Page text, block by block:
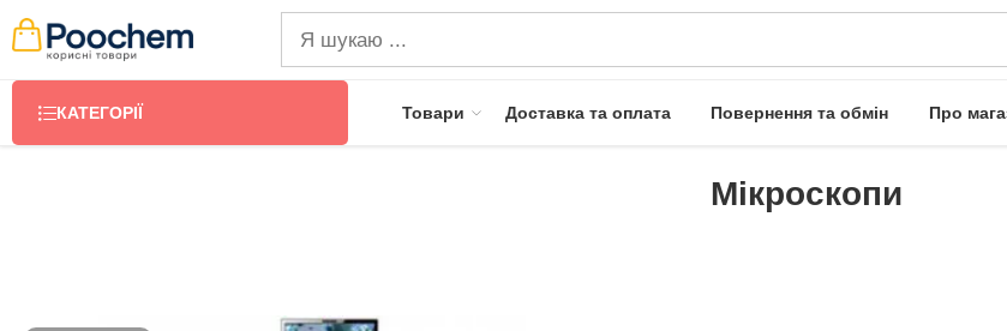
КАТЕГОРІЇ Товари Доставка та оплата Повернення та обмін Про
Мікроскопи